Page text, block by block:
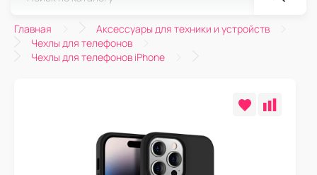
Главная
Аксессуары для техники и устройств
Чехлы для телефонов
Чехлы для телефонов iPhone